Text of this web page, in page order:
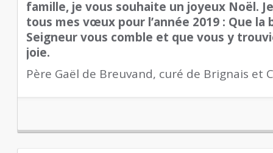
famille, je vous souhaite un joyeux Noël.
tous mes vœux pour l’année 2019 : Que la
Seigneur vous comble et que vous y
joie.
Père Gaël de Breuvand, curé de Brignais et